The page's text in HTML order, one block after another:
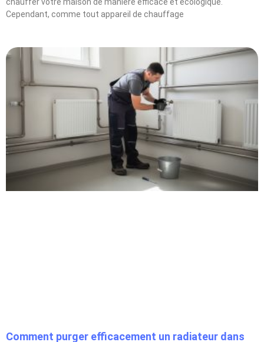
Cependant, comme tout appareil de chauffage
Comment purger efficacement un radiateur dans